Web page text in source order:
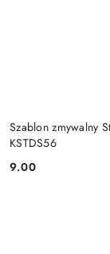
Szablon zmywalny
KSTDS56
Cena:
9.00